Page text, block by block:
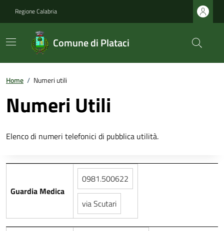
Regione Calabria
Comune di Plataci
Home / Numeri utili
Numeri Utili
Elenco di numeri telefonici di pubblica utilità.
Guardia Medica
0981.500622
via Scutari